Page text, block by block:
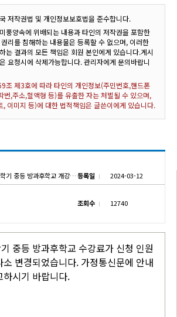
저작권법 및 개인정보보호법을 준수합니다.
풍양속에 위배되는 내용과 타인의 저작권을 포함한
리를 침해하는 내용물은 등록할 수 없으며, 이러한
는 결과의 모든 책임은 회원 본인에게 있습니다.게시
요청시에 삭제가능합니다. 관리자에게 문의바랍니
조 제3호에 따라 타인의 개인정보(주민번호,핸드폰
번,주소,혈액형 등)를 유출한 자는 처벌될 수 있으며,
, 이미지 등)에 대한 법적책임은 글쓴이에게 있습니다.
2024학년도 1학기 중등 방과후학교 개강 및 수강료 변경 안내등록일 2024-03-12
조회수 12740
중등 방과후학교 수강료가 신청 인원
변경되었습니다. 가정통신문에 안내
시기 바랍니다.